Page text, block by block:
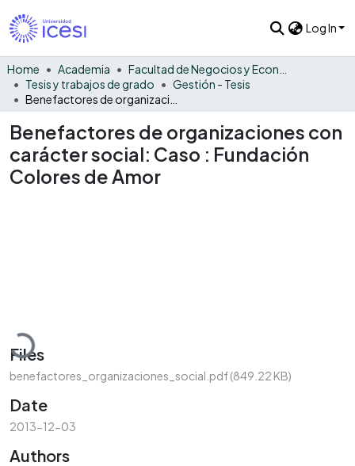
Log In
Home Academia
Tesis y trabajos de grado
Gestión - Tesis
Benefactores de organizaciones con
carácter social: Caso : Fundación
Colores de Amor
Loading...
Files
benefactores_organizaciones_social.pdf(849.22 KB)
Date
2013-12-03
Authors